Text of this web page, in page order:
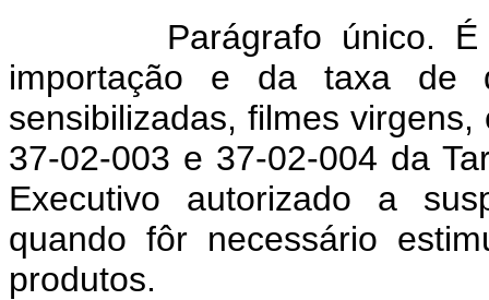
Parágrafo único. É
importação e da taxa de
sensibilizadas, filmes
37-02-003 e 37-02-004 da
Executivo autorizado a
quando fôr necessário
produtos.